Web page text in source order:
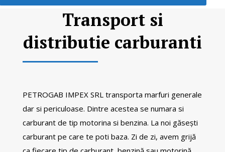
Transport si
distributie carburanti
PETROGAB IMPEX SRL transporta marfuri generale
dar si periculoase. Dintre acestea se numara si
carburant de tip motorina si benzina. La noi găsești
carburant pe care te poti baza. Zi de zi, avem grijă